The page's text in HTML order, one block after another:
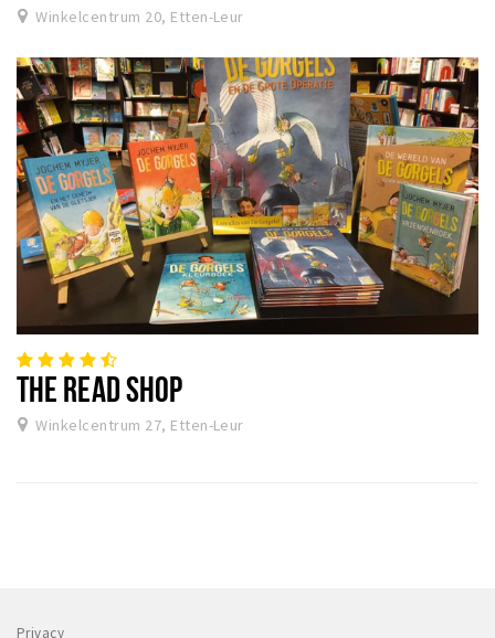
Winkelcentrum 20, Etten-Leur
THE READ SHOP
Winkelcentrum 27, Etten-Leur
Privacy